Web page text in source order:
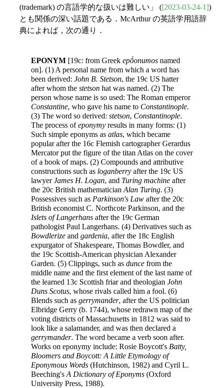
(trademark) の言語学的な扱いは難しい」 ([2023-03-24-1])
とも関係の深い話題である．McArthur の英語学用語辞
典によれば，次の通り．
EPONYM [19c: from Greek epṓonumos named
on]. (1) A personal name from which a word has
been derived: John B. Stetson, the 19c US hatter
after whom the stetson hat was named. (2) The
person whose name is so used: The Roman emperor
Constantine, who gave his name to Constantinople.
(3) The word so derived: stetson, Constantinople.
The process ofeponymy results in many forms: (1)
Such simple eponyms as atlas, which became
popular after the 16c Flemish cartographer Gerardus
Mercator put the figure of the titan Atlas on the cover
of a book of maps. (2) Compounds and attributive
constructions such as loganberry after the 19c US
lawyerJames H. Logan, and Turing machine after
the 20c British mathematician Alan Turing. (3)
Possessives such as Parkinson's Law after the 20c
British economist C. Northcote Parkinson, and the
Islets of Langerhans after the 19c German
pathologist Paul Langerhans. (4) Derivatives such as
Bowdlerize and gardenia, after the 18c English
expurgator of Shakespeare, Thomas Bowdler, and
the 19c Scottish-American physician Alexander
Garden. (5) Clippings, such as dunce from the
middle name and the first element of the last name of
the learned 13c Scottish friar and theologian John
Duns Scotus, whose rivals called him a fool. (6)
Blends such as gerrymander, after the US politician
Elbridge Gerry (b. 1744), whose redrawn map of the
voting districts of Massachusetts in 1812 was said to
look like a salamander, and was then declared a
gerrymander. The word became a verb soon after.
Works on eponymy include: Rosie Boycott's Batty,
Bloomers and Boycott: A Little Etymology of
Eponymous Words (Hutchinson, 1982) and Cyril L.
Beeching's A Dictionary of Eponyms (Oxford
University Press, 1988).